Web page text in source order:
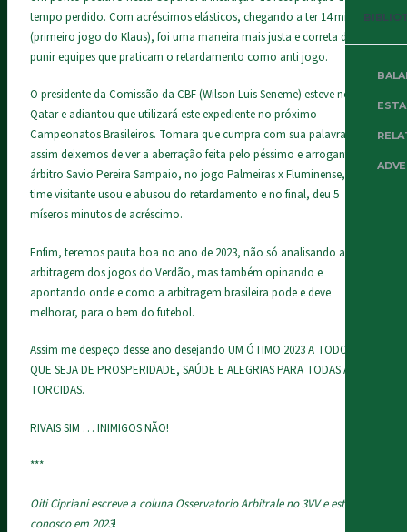
tempo perdido. Com acréscimos elásticos, chegando a ter 14 minutos
(primeiro jogo do Klaus), foi uma maneira mais justa e correta de se
punir equipes que praticam o retardamento como anti jogo.
O presidente da Comissão da CBF (Wilson Luis Seneme) esteve no
Qatar e adiantou que utilizará este expediente no próximo
Campeonatos Brasileiros. Tomara que cumpra com sua palavra e
assim deixemos de ver a aberração feita pelo péssimo e arrogante
árbitro Savio Pereira Sampaio, no jogo Palmeiras x Fluminense, que o
time visitante usou e abusou do retardamento e no final, deu 5
míseros minutos de acréscimo.
Enfim, teremos pauta boa no ano de 2023, não só analisando a
arbitragem dos jogos do Verdão, mas também opinando e
apontando onde e como a arbitragem brasileira pode e deve
melhorar, para o bem do futebol.
Assim me despeço desse ano desejando UM ÓTIMO 2023 A TODOS,
QUE SEJA DE PROSPERIDADE, SAÚDE E ALEGRIAS PARA TODAS AS
TORCIDAS.
RIVAIS SIM … INIMIGOS NÃO!
***
Oiti Cipriani escreve a coluna Osservatorio Arbitrale no 3VV e estará
conosco em 2023!